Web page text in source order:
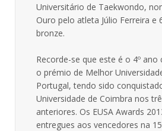
Universitário de Taekwondo,
Ouro pelo atleta Júlio Ferreira e
bronze.
Recorde-se que este é o 4º ano
o prémio de Melhor
Portugal, tendo sido
Universidade de Coimbra nos
anteriores. Os EUSA Awards
entregues aos vencedores na